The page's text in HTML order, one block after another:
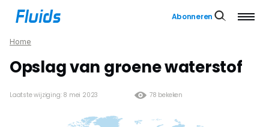
Abonneren
Home
Opslag van groene waterstof
78 bekeken
Laatste wijziging: 8 mei 2023